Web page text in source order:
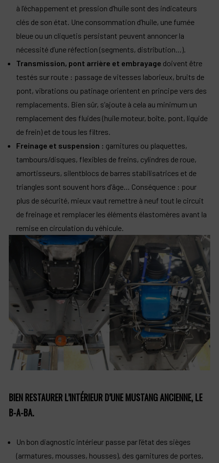
à l’échappement et pression d’huile sont des indicateurs
clés de son état. Une consommation d’huile, une fumée
bleue ou un cliquetis persistant peuvent annoncer la
nécessité d’une réfection (segments, distribution…).​
Transmission, pont arrière et embrayage doivent être
testés sur route : passage de vitesses laborieux, bruits de
pont, vibrations ou patinage orientent en principe vers des
remplacements. Bien sûr, s’ajoute à cela au minimum un
remplacement des fluides (huile moteur, boîte, pont, liquide
de frein) et de tous les filtres.​
Freinage et suspension : garnitures ou plaquettes,
tambours/disques, flexibles de freins, cylindres de roue,
amortisseurs, silentblocs de barres stabilisatrices et de
triangles sont souvent hors d’âge… Conséquence : pour
plus de sécurité, mieux vaut remettre à neuf tout le circuit
de freinage et remplacer les éléments élastomères avant la
remise en circulation du véhicule.
BIEN RESTAURER L’INTÉRIEUR D’UNE MUSTANG ANCIENNE, LE
B-A-BA.
Un bon diagnostic intérieur passe par l’état des sièges
(armatures, mousses, housses), des garnitures de portes,